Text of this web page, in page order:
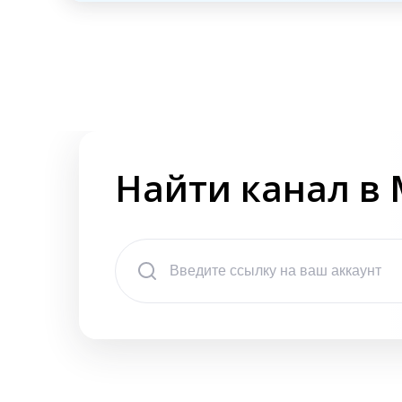
Найти канал в